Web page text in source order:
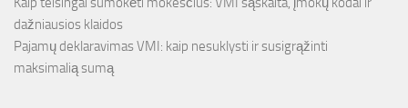
dažniausios klaidos
Pajamų deklaravimas VMI: kaip nesuklysti ir susigrąžinti
maksimalią sumą